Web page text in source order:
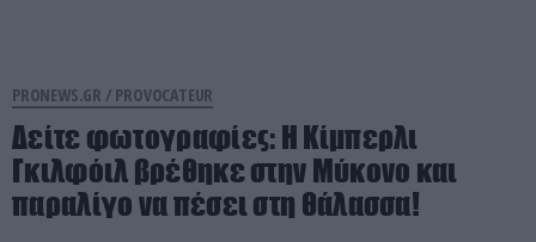
PRONEWS.GR / PROVOCATEUR
Δείτε φωτογραφίες: Η Κίμπερλι
Γκιλφόιλ βρέθηκε στην Μύκονο και
παραλίγο να πέσει στη θάλασσα!